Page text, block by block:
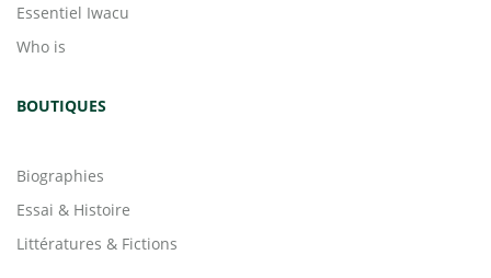
Essentiel Iwacu
Who is
BOUTIQUES
Biographies
Essai & Histoire
Littératures & Fictions